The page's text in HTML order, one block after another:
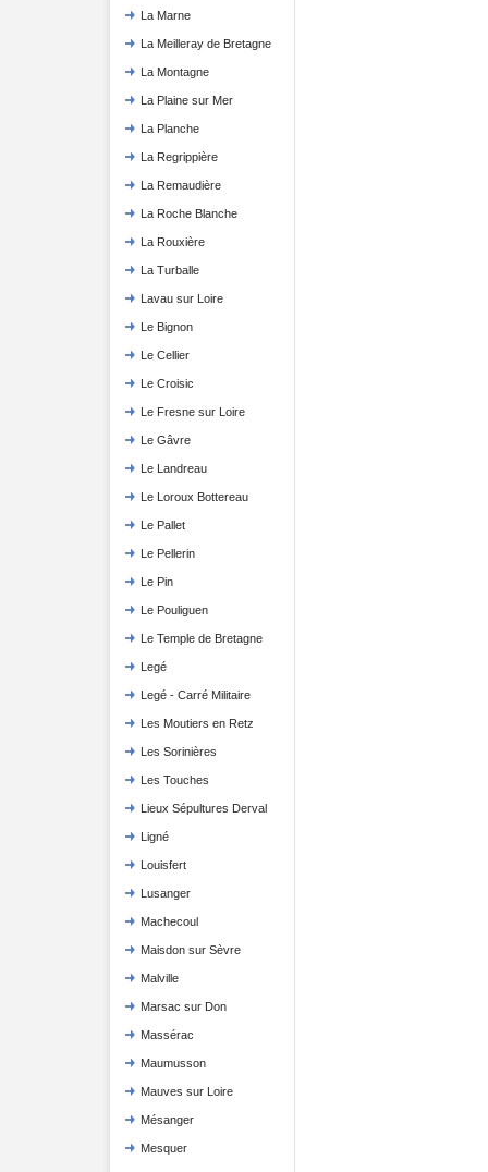
La Marne
La Meilleray de Bretagne
La Montagne
La Plaine sur Mer
La Planche
La Regrippière
La Remaudière
La Roche Blanche
La Rouxière
La Turballe
Lavau sur Loire
Le Bignon
Le Cellier
Le Croisic
Le Fresne sur Loire
Le Gâvre
Le Landreau
Le Loroux Bottereau
Le Pallet
Le Pellerin
Le Pin
Le Pouliguen
Le Temple de Bretagne
Legé
Legé - Carré Militaire
Les Moutiers en Retz
Les Sorinières
Les Touches
Lieux Sépultures Derval
Ligné
Louisfert
Lusanger
Machecoul
Maisdon sur Sèvre
Malville
Marsac sur Don
Massérac
Maumusson
Mauves sur Loire
Mésanger
Mesquer